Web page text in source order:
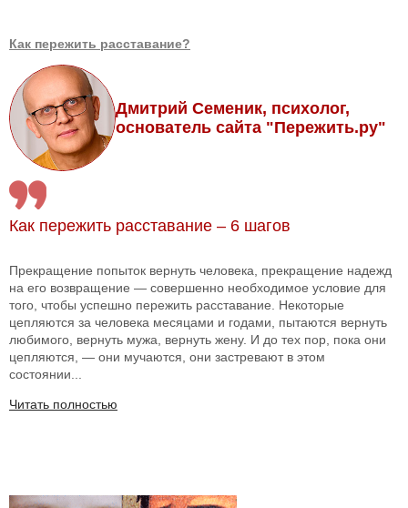
Как пережить расставание?
Дмитрий Семеник, психолог,
основатель сайта "Пережить.ру"
Как пережить расставание – 6 шагов
Прекращение попыток вернуть человека, прекращение надежд
на его возвращение — совершенно необходимое условие для
того, чтобы успешно пережить расставание. Некоторые
цепляются за человека месяцами и годами, пытаются вернуть
любимого, вернуть мужа, вернуть жену. И до тех пор, пока они
цепляются, — они мучаются, они застревают в этом
состоянии...
Читать полностью